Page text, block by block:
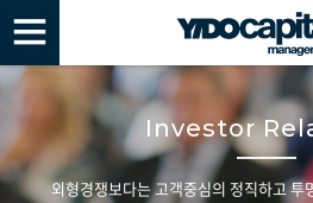
Investor
외형경쟁보다는 고객중심의 정직하고 투